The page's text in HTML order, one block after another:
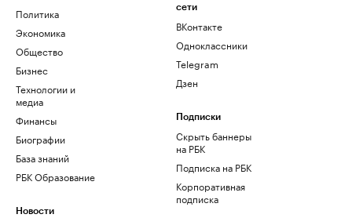
Политика
Экономика
Общество
Бизнес
Технологии и
медиа
Финансы
Биографии
База знаний
РБК Образование
Новости
сети
ВКонтакте
Одноклассники
Telegram
Дзен
Подписки
Скрыть баннеры
на РБК
Подписка на РБК
Корпоративная
подписка